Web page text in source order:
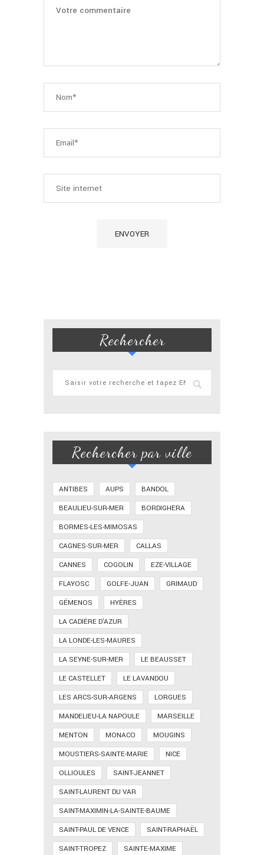
Rechercher
Rechercher par ville
ANTIBES AUPS
BANDOL
BEAULIEU-SUR-MER
BORDIGHERA
BORMES-LES-MIMOSAS
CAGNES-SUR-MER
CALLAS
CANNES
COGOLIN
EZE-VILLAGE
FLAYOSC
GOLFE-JUAN
GRIMAUD
GÉMENOS
HYÈRES
LA CADIÈRE D'AZUR
LA LONDE-LES-MAURES
LA SEYNE-SUR-MER
LE BEAUSSET
LE CASTELLET
LE LAVANDOU
LES ARCS-SUR-ARGENS
LORGUES
MANDELIEU-LA NAPOULE
MARSEILLE
MENTON
MONACO
MOUGINS
MOUSTIERS-SAINTE-MARIE
NICE
OLLIOULES
SAINT-JEANNET
SAINT-LAURENT DU VAR
SAINT-MAXIMIN-LA-SAINTE-BAUME
SAINT-PAUL DE VENCE
SAINT-RAPHAËL
SAINT-TROPEZ
SAINTE-MAXIME